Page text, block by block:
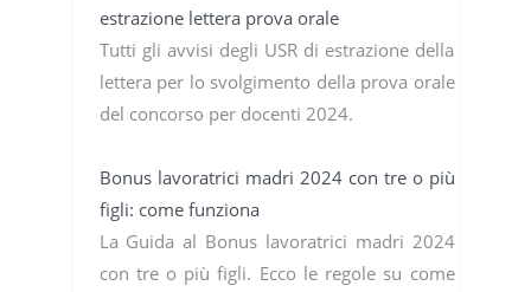
estrazione lettera prova orale
Tutti gli avvisi degli USR di estrazione della
lettera per lo svolgimento della prova orale
del concorso per docenti 2024.
Bonus lavoratrici madri 2024 con tre o più
figli: come funziona
La Guida al Bonus lavoratrici madri 2024
con tre o più figli. Ecco le regole su come